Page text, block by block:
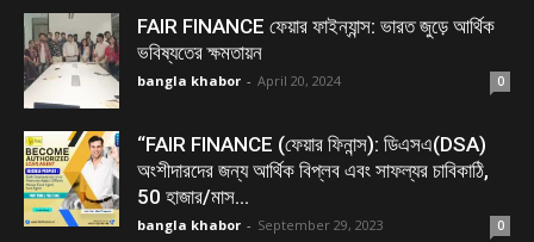
FAIR FINANCE ফেয়ার ফাইন্যান্স: ভারত জুড়ে আর্থিক
ভবিষ্যতের ক্ষমতায়ন
bangla khabor - April 20, 2024 0
“FAIR FINANCE (ফেয়ার ফিনান্স): ডিএসএ(DSA)
অংশীদারদের জন্য আর্থিক বিপ্লব এবং সাফল্যর চাবিকাঠি,
50 হাজার/মাস...
bangla khabor - September 29, 2023 0